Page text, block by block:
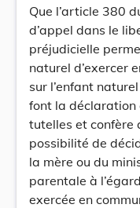
Que l’article 380
d’appel dans le
préjudicielle
naturel d’exercer
sur l’enfant
font la déclaration
tutelles et confère
possibilité de
la mère ou du
parentale à
exercée en